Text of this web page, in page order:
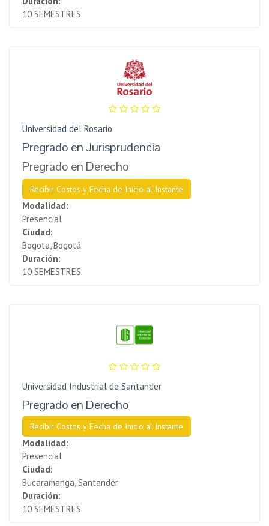
10 SEMESTRES
Universidad del Rosario
Pregrado en Jurisprudencia
Pregrado en Derecho
Recibir Costos y Fecha de Inicio al Instante
Modalidad:
Presencial
Ciudad:
Bogota, Bogotá
Duración:
10 SEMESTRES
Universidad Industrial de Santander
Pregrado en Derecho
Recibir Costos y Fecha de Inicio al Instante
Modalidad:
Presencial
Ciudad:
Bucaramanga, Santander
Duración:
10 SEMESTRES